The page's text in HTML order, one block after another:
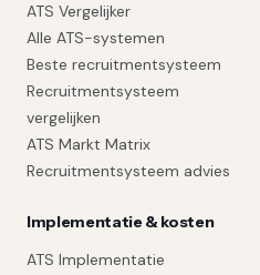
ATS Vergelijker
Alle ATS-systemen
Beste recruitmentsysteem
Recruitmentsysteem
vergelijken
ATS Markt Matrix
Recruitmentsysteem advies
Implementatie & kosten
ATS Implementatie